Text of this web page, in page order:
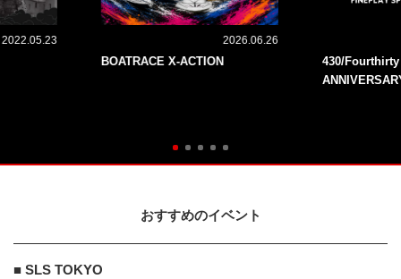
2022.05.23 2026.06.26
BOATRACE X-ACTION
430/
おすすめのイベント
■ SLS TOKYO